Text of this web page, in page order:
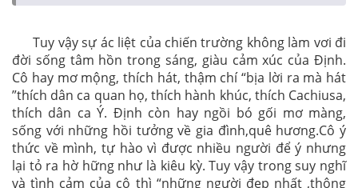
Tuy vậy sự ác liệt của chiến trường không làm vơi đi
đời sống tâm hồn trong sáng, giàu cảm xúc của Định.
Cô hay mơ mộng, thích hát, thậm chí “bịa lời ra mà hát
”thích dân ca quan họ, thích hành khúc, thích Cachiusa,
thích dân ca Ý. Định còn hay ngồi bó gối mơ màng,
sống với những hồi tưởng về gia đình,quê hương.Cô ý
thức về mình, tự hào vì được nhiều người để ý nhưng
lại tỏ ra hờ hững như là kiêu kỳ. Tuy vậy trong suy nghĩ
và tình cảm của cô thì “những người đẹp nhất ,thông